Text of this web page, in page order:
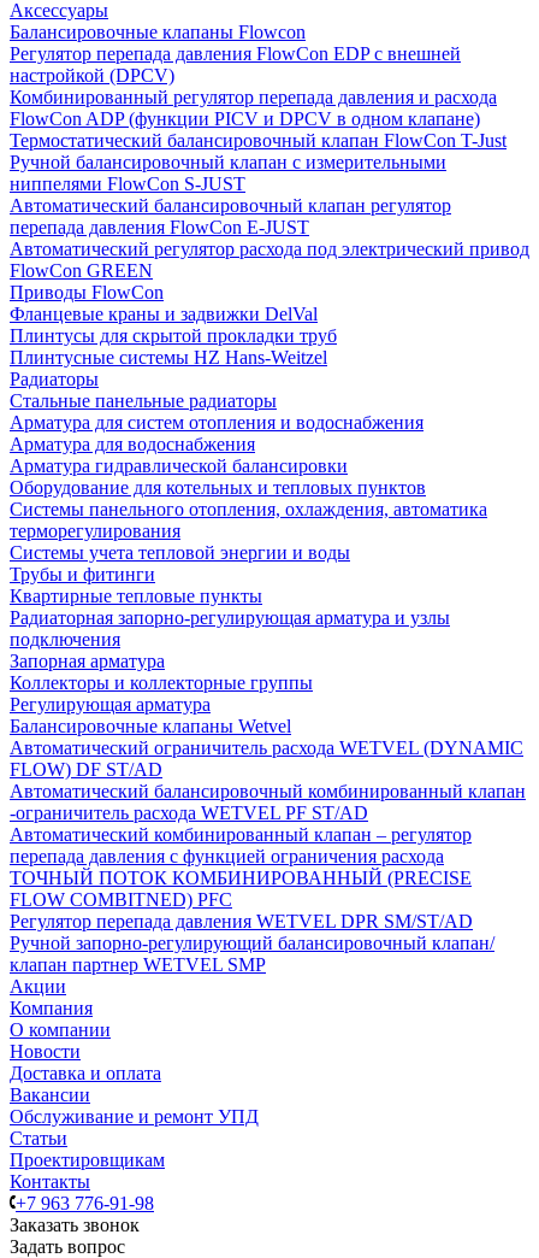
Аксессуары
Балансировочные клапаны Flowcon
Регулятор перепада давления FlowСon EDP с внешней
настройкой (DPCV)
Комбинированный регулятор перепада давления и расхода
FlowСon ADP (функции PICV и DPCV в одном клапане)
Термостатический балансировочный клапан FlowСon T-Just
Ручной балансировочный клапан с измерительными
ниппелями FlowСon S-JUST
Автоматический балансировочный клапан регулятор
перепада давления FlowСon E-JUST
Автоматический регулятор расхода под электрический привод
FlowСon GREEN
Приводы FlowCon
Фланцевые краны и задвижки DelVal
Плинтусы для скрытой прокладки труб
Плинтусные системы HZ Hans-Weitzel
Радиаторы
Стальные панельные радиаторы
Арматура для систем отопления и водоснабжения
Арматура для водоснабжения
Арматура гидравлической балансировки
Оборудование для котельных и тепловых пунктов
Системы панельного отопления, охлаждения, автоматика
терморегулирования
Системы учета тепловой энергии и воды
Трубы и фитинги
Квартирные тепловые пункты
Радиаторная запорно-регулирующая арматура и узлы
подключения
Запорная арматура
Коллекторы и коллекторные группы
Регулирующая арматура
Балансировочные клапаны Wetvel
Автоматический ограничитель расхода WETVEL (DYNAMIC
FLOW) DF ST/AD
Автоматический балансировочный комбинированный клапан
-ограничитель расхода WETVEL PF ST/AD
Автоматический комбинированный клапан – регулятор
перепада давления с функцией ограничения расхода
ТОЧНЫЙ ПОТОК КОМБИНИРОВАННЫЙ (PRECISE
FLOW COMBIТNED) PFC
Регулятор перепада давления WETVEL DPR SM/ST/AD
Ручной запорно-регулирующий балансировочный клапан/
клапан партнер WETVEL SMP
Акции
Компания
О компании
Новости
Доставка и оплата
Вакансии
Обслуживание и ремонт УПД
Статьи
Проектировщикам
Контакты
+7 963 776-91-98
Заказать звонок
Задать вопрос